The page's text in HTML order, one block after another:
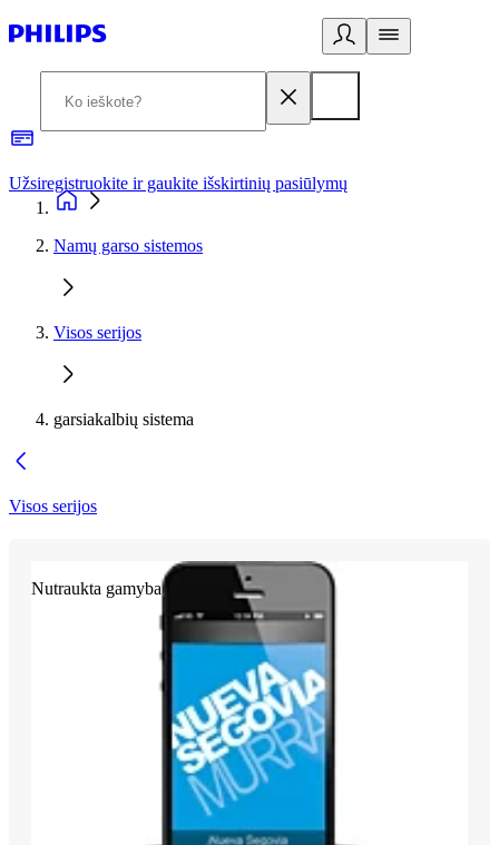
Užsiregistruokite ir gaukite išskirtinių pasiūlymų
Namų garso sistemos
Visos serijos
garsiakalbių sistema
Visos serijos
Nutraukta gamyba